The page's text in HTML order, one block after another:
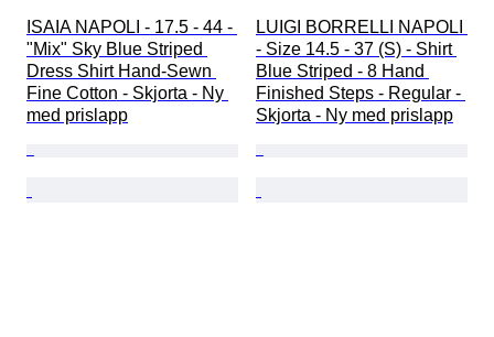
ISAIA NAPOLI - 17.5 - 44 -
"Mix" Sky Blue Striped
Dress Shirt Hand-Sewn
Fine Cotton - Skjorta - Ny
med prislapp
LUIGI BORRELLI NAPOLI
- Size 14.5 - 37 (S) - Shirt
Blue Striped - 8 Hand
Finished Steps - Regular -
Skjorta - Ny med prislapp